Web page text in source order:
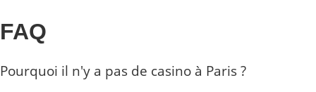
FAQ
Pourquoi il n'y a pas de casino à Paris ?